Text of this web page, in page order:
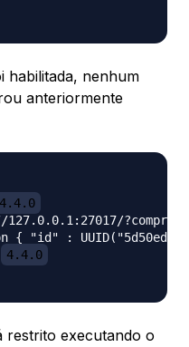
habilitada, nenhum
anteriormente
4.4.0
"id" : UUID("5d50ed96-
4.4.0
restrito executando o